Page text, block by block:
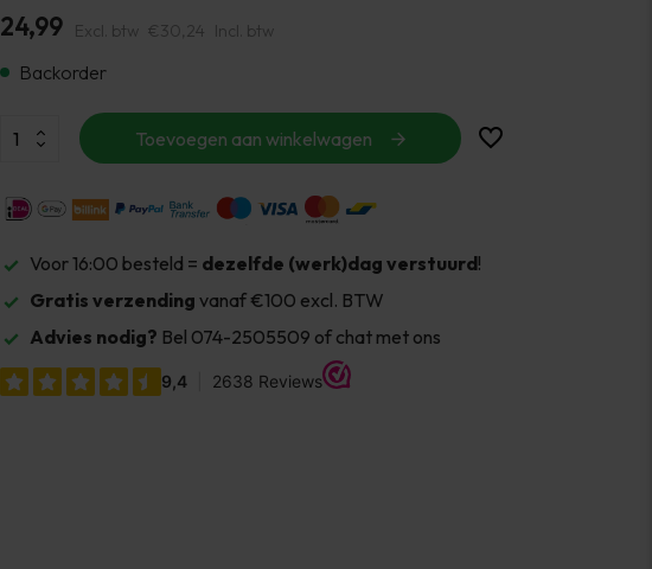
24,99 Excl. btw €30,24 Incl. btw
Backorder
Toevoegen aan winkelwagen
Voor 16:00 besteld = dezelfde (werk)dag verstuurd!
Gratis verzending vanaf €100 excl. BTW
Advies nodig? Bel 074-2505509 of chat met ons